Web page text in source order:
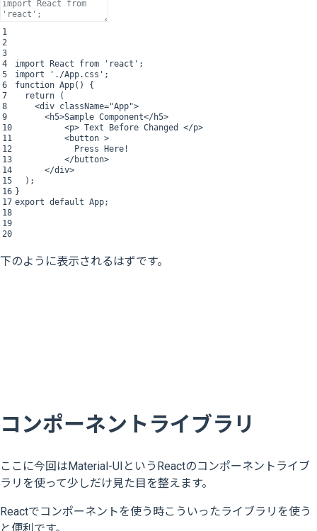
1
2
3
4
5
6
7
8
9
10
11
12
13
14
15
16
17
18
19
20
import React from 'react' ;
import
'./App.css' ;
function App( )
{
return
(
<div className="App">
<h5>Sample Component</h5>
<p> Text Before Changed </p>
<button >
Press
Here !
</button>
</div>
) ;
}
export default App;
下のように表示されるはずです。
コンポーネントライブラリ
ここに今回はMaterial-UIというReactのコンポーネントライブ
ラリを使って少しだけ見た目を整えます。
Reactでコンポーネントを使う時こういったライブラリを使う